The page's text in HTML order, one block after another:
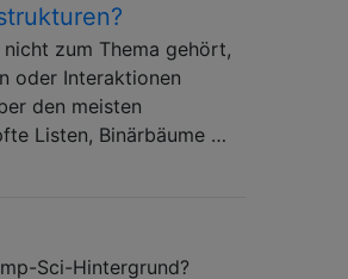
zum Thema gehört,
oder Interaktionen
den meisten
Listen, Binärbäume …
Sci-Hintergrund?